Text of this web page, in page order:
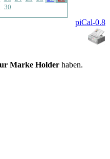
30
piCal-0.8
Marke Holder haben.